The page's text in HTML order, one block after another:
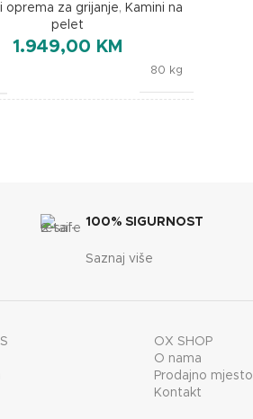
oprema za grijanje, Kamini na
pelet
1.949,00 KM
80 kg
100% SIGURNOST
Saznaj više
OX SHOP
O nama
Prodajno mjesto
Kontakt